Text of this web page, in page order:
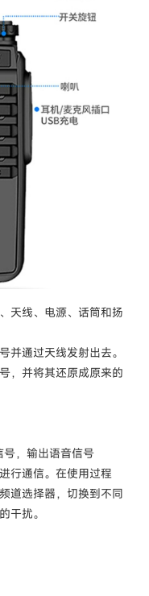
天线、电源、话筒和扬
并通过天线发射出去。
，并将其还原成原来的
，输出语音信号
行通信。在使用过程
道选择器，切换到不同
干扰。